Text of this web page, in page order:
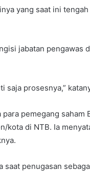
yang saat ini
jabatan pengawas
saja prosesnya,”
pemegang saham
di NTB. Ia
penugasan